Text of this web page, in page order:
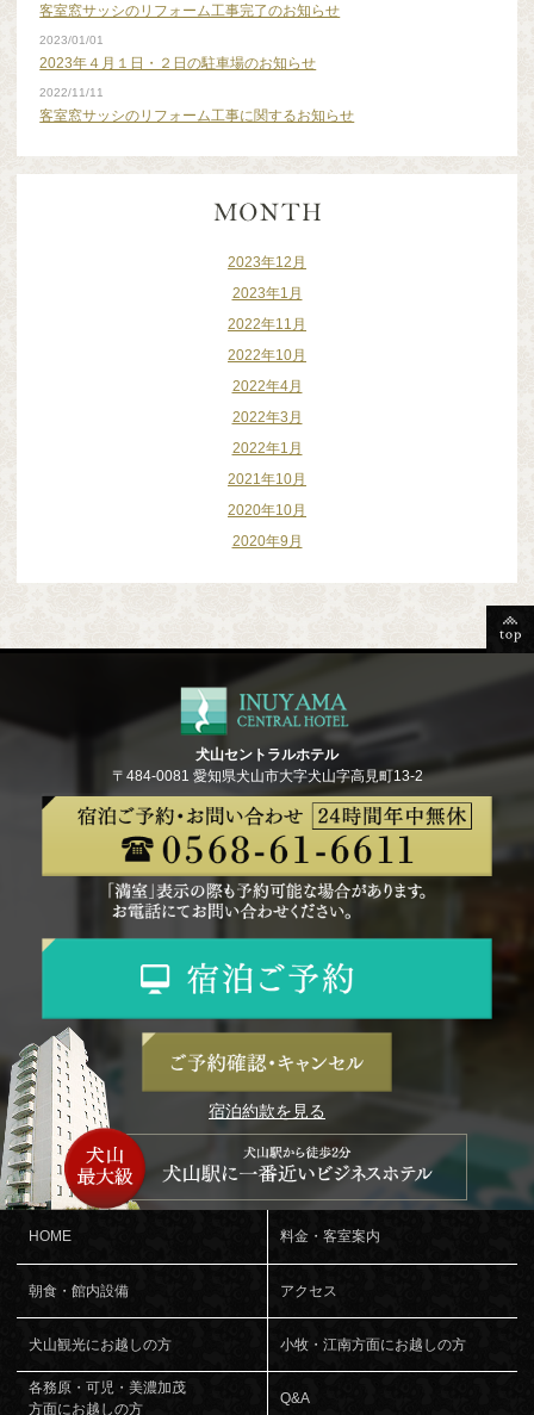
客室窓サッシのリフォーム工事完了のお知らせ
2023/01/01
2023年４月１日・２日の駐車場のお知らせ
2022/11/11
客室窓サッシのリフォーム工事に関するお知らせ
2023年12月
2023年1月
2022年11月
2022年10月
2022年4月
2022年3月
2022年1月
2021年10月
2020年10月
2020年9月
犬山セントラルホテル
〒484-0081 愛知県犬山市大字犬山字高見町13-2
宿泊約款を見る
HOME 料金・客室案内
朝食・館内設備 アクセス
犬山観光にお越しの方 小牧・江南方面にお越しの方
各務原・可児・美濃加茂
方面にお越しの方
Q&A